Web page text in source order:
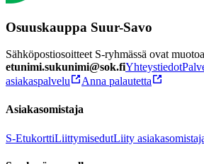
Osuuskauppa Suur-Savo
Sähköpostiosoitteet S-ryhmässä ovat muotoa
etunimi.sukunimi@sok.fiYhteystiedot
asiakaspalvelu
Anna palautetta
Asiakasomistaja
S-EtukorttiLiittymisedutLiity